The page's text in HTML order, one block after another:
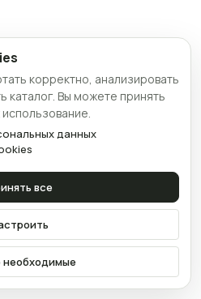
корректно, анализировать
каталог. Вы можете принять
данных
все
необходимые